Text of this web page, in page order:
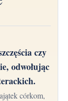
czy
odwołując
córkom,